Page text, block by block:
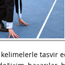
kelimelerle tasvir